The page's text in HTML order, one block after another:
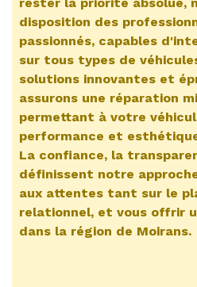
rester la priorité absolue,
disposition des
passionnés, capables
sur tous types de
solutions innovantes et
assurons une réparation
permettant à votre
performance et
La confiance, la
définissent notre
aux attentes tant sur le
relationnel, et vous offrir
dans la région de Moirans.